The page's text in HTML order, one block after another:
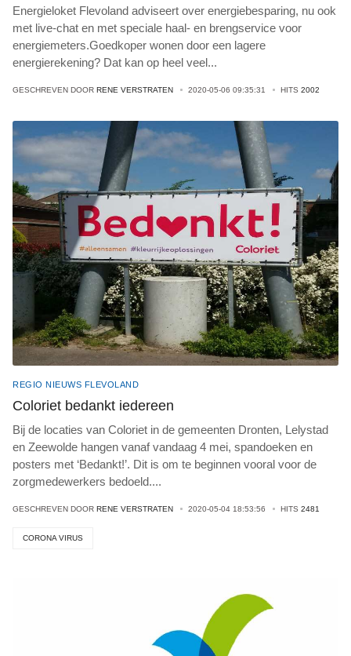
Energieloket Flevoland adviseert over energiebesparing, nu ook
met live-chat en met speciale haal- en brengservice voor
energiemeters.Goedkoper wonen door een lagere
energierekening? Dat kan op heel veel...
GESCHREVEN DOOR RENE VERSTRATEN 2020-05-06 09:35:31 HITS 2002
REGIO NIEUWS FLEVOLAND
Coloriet bedankt iedereen
Bij de locaties van Coloriet in de gemeenten Dronten, Lelystad
en Zeewolde hangen vanaf vandaag 4 mei, spandoeken en
posters met ‘Bedankt!’. Dit is om te beginnen vooral voor de
zorgmedewerkers bedoeld....
GESCHREVEN DOOR RENE VERSTRATEN 2020-05-04 18:53:56 HITS 2481
CORONA VIRUS